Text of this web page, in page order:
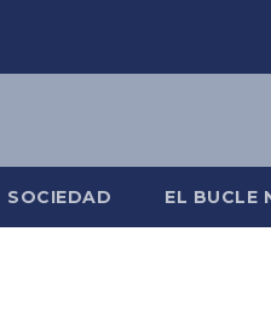
SOCIEDAD EL BUCLE